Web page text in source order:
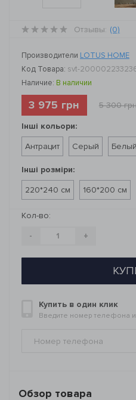
Отзывы: (0)
Производители LOTUS HOME
Код Товара: svt-
Наличие: В наличии
3 975 грн 5 300
Інші кольори:
Антрацит
Серый Белый
Інші розміри:
220*240 см
160*200 см
Кол-во:
- +
Купить в один клик
Введите номер телефона
Обзор товара